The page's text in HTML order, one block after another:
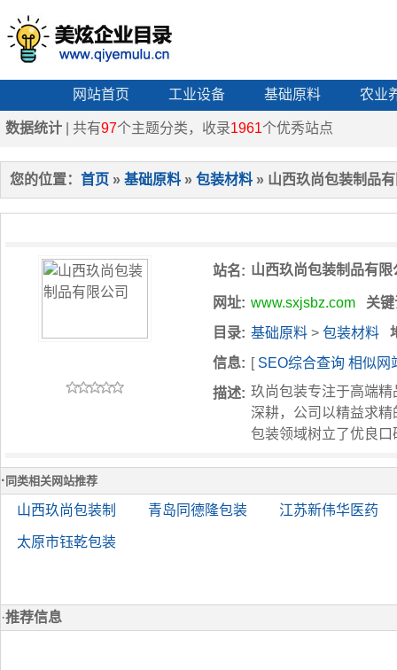
网站首页 工业设备 基础原料 农业
数据统计 | 共有97个主题分类，收录1961个优秀站点
您的位置： 首页 » 基础原料 » 包装材料 » 山西玖尚包装制品
站名: 山西玖尚包装制品有限
网址: www.sxjsbz.com
关键
目录: 基础原料 > 包装材料
信息: [ SEO综合查询 相似网
描述: 玖尚包装专注于高端
深耕，公司以精益求
包装领域树立了优良
· 同类相关网站推荐
山西玖尚包装制 青岛同德隆包装 江苏新伟华医药
太原市钰乾包装
·推荐信息